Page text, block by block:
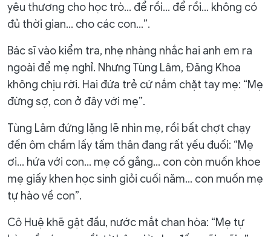
yêu thương cho học trò… để rồi… để rồi… không có
đủ thời gian… cho các con…”.
Bác sĩ vào kiểm tra, nhẹ nhàng nhắc hai anh em ra
ngoài để mẹ nghỉ. Nhưng Tùng Lâm, Đăng Khoa
không chịu rời. Hai đứa trẻ cứ nắm chặt tay mẹ: “Mẹ
đừng sợ, con ở đây với mẹ”.
Tùng Lâm đứng lặng lẽ nhìn mẹ, rồi bất chợt chạy
đến ôm chầm lấy tấm thân đang rất yếu đuối: “Mẹ
ơi… hứa với con… mẹ cố gắng… con còn muốn khoe
mẹ giấy khen học sinh giỏi cuối năm… con muốn mẹ
tự hào về con”.
Cô Huệ khẽ gật đầu, nước mắt chan hòa: “Mẹ tự